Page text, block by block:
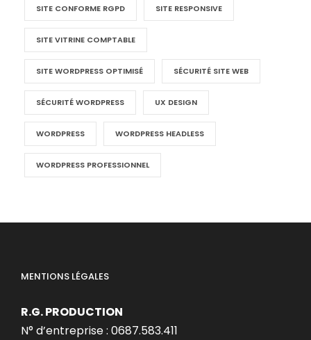
SITE CONFORME RGPD SITE RESPONSIVE
SITE VITRINE COMPTABLE
SITE WORDPRESS OPTIMISÉ SÉCURITÉ SITE WEB
SÉCURITÉ WORDPRESS UX DESIGN
WORDPRESS WORDPRESS HEADLESS
WORDPRESS PROFESSIONNEL
MENTIONS LÉGALES
R.G. PRODUCTION
N° d’entreprise : 0687.583.411